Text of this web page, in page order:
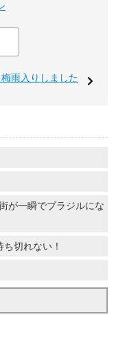
雨入りしました
が一瞬でブラジルにな
切れない！